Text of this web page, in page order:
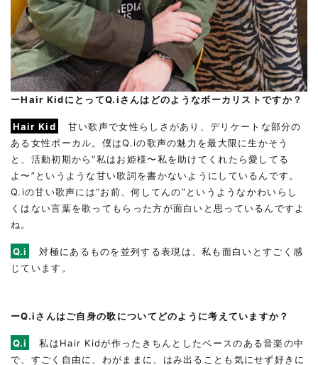
ーHair KidにとってQ.iさんはどのようなボーカリストですか？
Hair Kid
甘い歌声で女性らしさがあり、デリケートな部分の
ある女性ボーカル。僕はQ.iの歌声の魅力を最大限に生かそう
と、活動初期から“私はお姫様〜私を助けてくれたら愛してる
よ〜”というような甘い歌詞を書かないようにしているんです。
Q.iの甘い歌声には“お前、何してんの”というようなかわいらし
くはない言葉を歌ってもらった方が面白いと思っているんですよ
ね。
Q.i
対極にあるものを並列する表現は、私も面白いとすごく感
じています。
ーQ.iさんはご自身の歌についてどのように考えていますか？
Q.i
私はHair Kidが作ったきちんとしたベースのある音楽の中
で、すごく自由に、わがままに、はみ出ることも気にせず好きに